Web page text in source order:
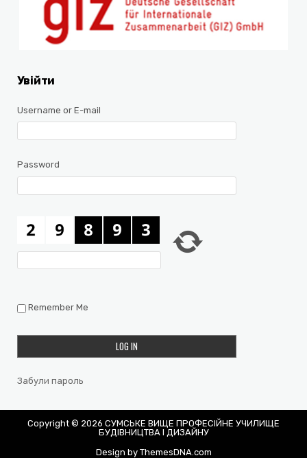
Увійти
Username or E-mail
Password
Remember Me
Забули пароль
Copyright © 2026 СУМСЬКЕ ВИЩЕ ПРОФЕСІЙНЕ УЧИЛИЩЕ
БУДІВНИЦТВА І ДИЗАЙНУ
Design by ThemesDNA.com